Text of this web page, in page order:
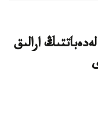
ارالىق